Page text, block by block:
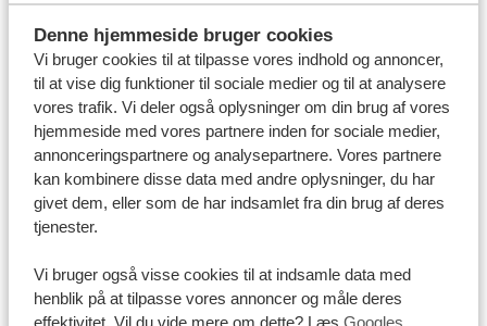
Denne hjemmeside bruger cookies
Vi bruger cookies til at tilpasse vores indhold og annoncer,
til at vise dig funktioner til sociale medier og til at analysere
vores trafik. Vi deler også oplysninger om din brug af vores
hjemmeside med vores partnere inden for sociale medier,
annonceringspartnere og analysepartnere. Vores partnere
kan kombinere disse data med andre oplysninger, du har
givet dem, eller som de har indsamlet fra din brug af deres
tjenester.
Vi bruger også visse cookies til at indsamle data med
henblik på at tilpasse vores annoncer og måle deres
effektivitet. Vil du vide mere om dette? Læs Googles
Valuta og penge
Denugandiske shilling (UGX)er Ugandas officielle
valuta og anvendes overalt i landet. Selvom mange
hoteller, lodges og visse rejsearrangører accepterer
amerikanske dollars, betales daglige udgifter som
regel i ugandiske shillings.
dig, at sedlerne erudstedt fra 2009 og fremog er i
god stand, da ældre eller beskadigede sedler ofte ikke